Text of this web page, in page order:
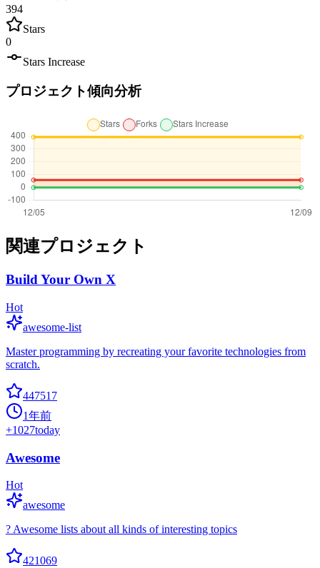
394
Stars
0
Stars Increase
プロジェクト傾向分析
関連プロジェクト
Build Your Own X
Hot
awesome-list
Master programming by recreating your favorite technologies from
scratch.
447517
1年前
+1027today
Awesome
Hot
awesome
? Awesome lists about all kinds of interesting topics
421069